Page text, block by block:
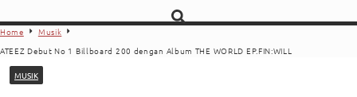
Home
Musik
ATEEZ Debut No 1 Billboard 200 dengan Album THE WORLD EP.FIN:WILL
MUSIK